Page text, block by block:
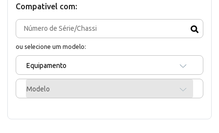
Compativel com:
ou selecione um modelo:
Equipamento
Modelo